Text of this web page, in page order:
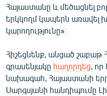
Հայաստանը և մեծացնել
երկկողմ կապերն առավել
կարողությունը»։
Հիշեցնենք, անցած
գրասենյակը հաղորդեց ,
նախագահ, Հայաստանի
Սարգսյանի հանդիպումը